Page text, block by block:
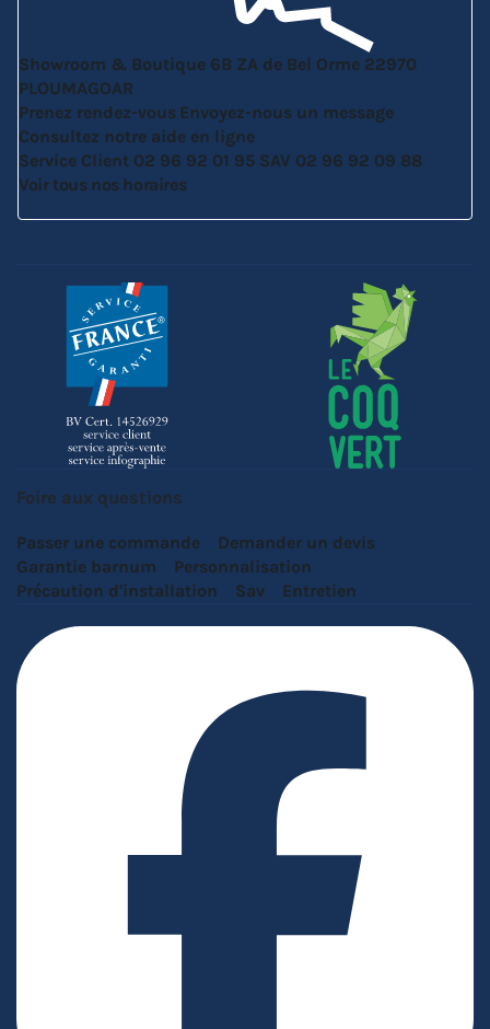
Showroom & Boutique 6B ZA de Bel Orme 22970
PLOUMAGOAR
Prenez rendez-vous Envoyez-nous un message
Consultez notre aide en ligne
Service Client 02 96 92 01 95 SAV 02 96 92 09 88
Voir tous nos horaires
Foire aux questions
Passer une commande
Demander un devis
Garantie barnum
Personnalisation
Précaution d'installation
Sav Entretien